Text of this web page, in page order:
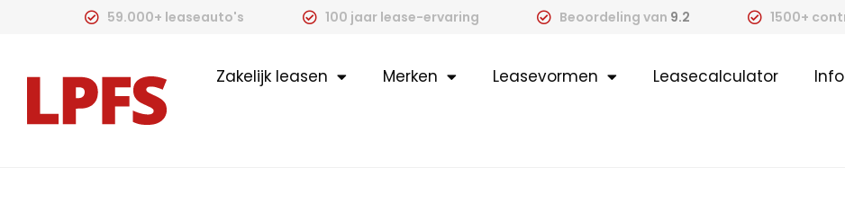
59.000+ leaseauto's 100 jaar lease-ervaring Beoordeling van 9.2 1500+
Zakelijk leasen Merken Leasevormen Leasecalculator